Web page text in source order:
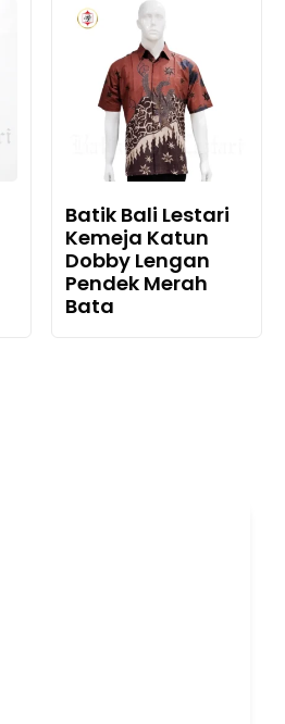
Batik Bali Lestari
Kemeja Katun
Dobby Lengan
Pendek Merah
Bata